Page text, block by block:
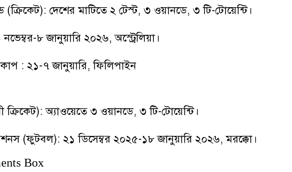
(ক্রিকেট): দেশের মাটিতে ২ টেস্ট, ৩ ওয়ানডে, ৩ টি-টোয়েন্টি।
৮ জানুয়ারি ২০২৬, অস্ট্রেলিয়া।
: ২১-৭ জানুয়ারি, ফিলিপাইন
ক্রিকেট): অ্যাওয়েতে ৩ ওয়ানডে, ৩ টি-টোয়েন্টি।
(ফুটবল): ২১ ডিসেম্বর ২০২৫-১৮ জানুয়ারি ২০২৬, মরক্কো।
Box